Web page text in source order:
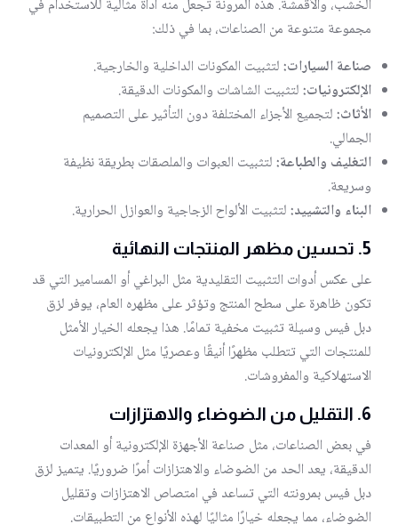
الخشب، والأقمشة. هذه المرونة تجعل منه أداة مثالية للاستخدام في
مجموعة متنوعة من الصناعات، بما في ذلك:
صناعة السيارات:لتثبيت المكونات الداخلية والخارجية.
الإلكترونيات:لتثبيت الشاشات والمكونات الدقيقة.
الأثاث:لتجميع الأجزاء المختلفة دون التأثير على التصميم
الجمالي.
التغليف والطباعة:لتثبيت العبوات والملصقات بطريقة نظيفة
وسريعة.
البناء والتشييد:لتثبيت الألواح الزجاجية والعوازل الحرارية.
5. تحسين مظهر المنتجات النهائية
على عكس أدوات التثبيت التقليدية مثل البراغي أو المسامير التي قد
تكون ظاهرة على سطح المنتج وتؤثر على مظهره العام، يوفر لزق
دبل فيس وسيلة تثبيت مخفية تمامًا. هذا يجعله الخيار الأمثل
للمنتجات التي تتطلب مظهرًا أنيقًا وعصريًا مثل الإلكترونيات
الاستهلاكية والمفروشات.
6. التقليل من الضوضاء والاهتزازات
في بعض الصناعات، مثل صناعة الأجهزة الإلكترونية أو المعدات
الدقيقة، يعد الحد من الضوضاء والاهتزازات أمرًا ضروريًا. يتميز لزق
دبل فيس بمرونته التي تساعد في امتصاص الاهتزازات وتقليل
الضوضاء، مما يجعله خيارًا مثاليًا لهذه الأنواع من التطبيقات.